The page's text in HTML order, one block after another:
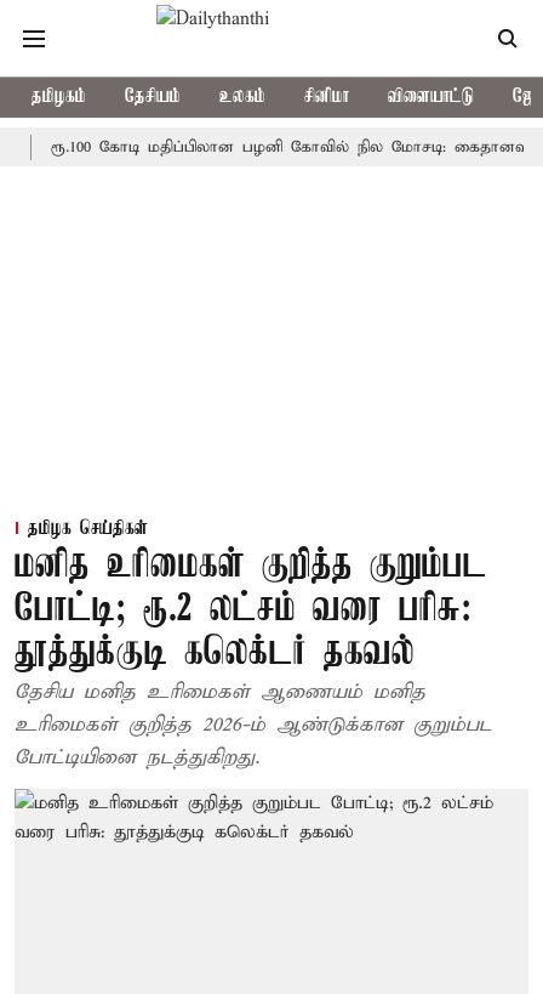
தமிழகம் தேசியம் உலகம் சினிமா விளையாட்டு
கோடி மதிப்பிலான பழனி கோவில் நில மோசடி: கைதானவர்
தமிழக செய்திகள்
மனித உரிமைகள் குறித்த குறும்பட
போட்டி; ரூ.2 லட்சம் வரை பரிசு:
தூத்துக்குடி கலெக்டர் தகவல்
தேசிய மனித உரிமைகள் ஆணையம் மனித
உரிமைகள் குறித்த 2026-ம் ஆண்டுக்கான குறும்பட
போட்டியினை நடத்துகிறது.